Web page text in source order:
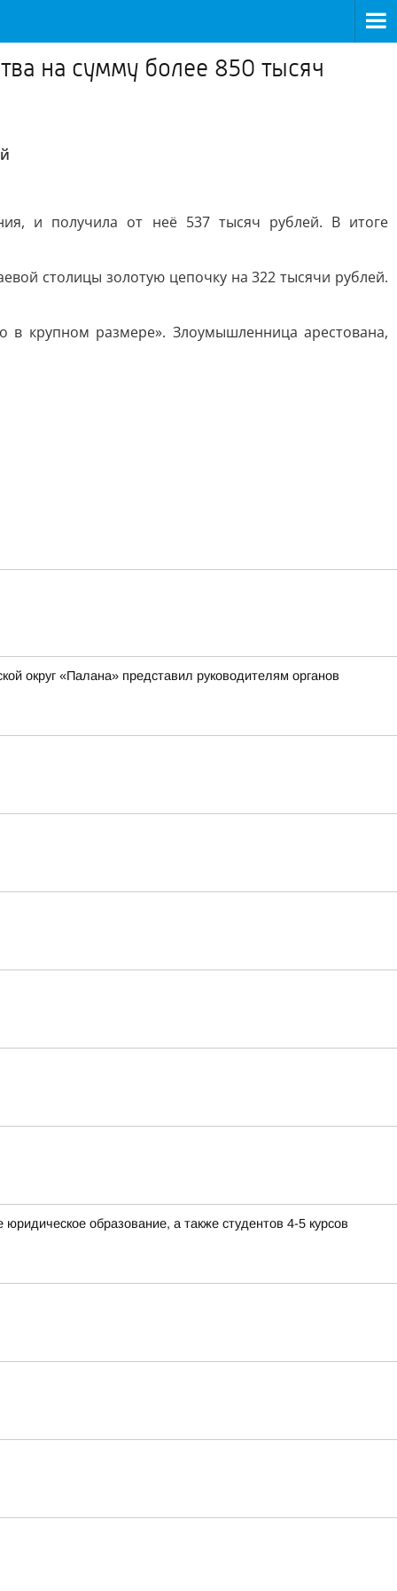
на сумму более 850 тысяч
и получила от неё 537 тысяч рублей. В итоге
столицы золотую цепочку на 322 тысячи рублей.
крупном размере». Злоумышленница арестована,
округ «Палана» представил руководителям органов
образование, а также студентов 4-5 курсов